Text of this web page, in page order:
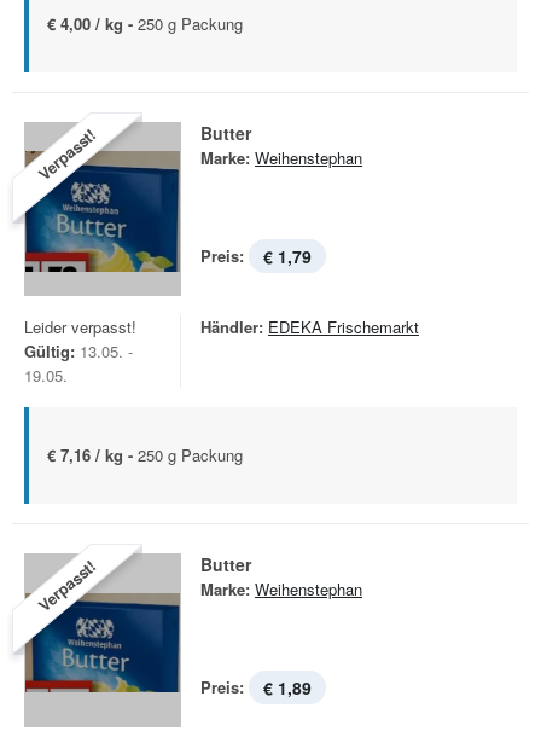
€ 4,00 / kg - 250 g Packung
Verpasst! Butter
Marke: Weihenstephan
Preis: € 1,79
Leider verpasst!
Gültig: 13.05. -
19.05.
Händler: EDEKA Frischemarkt
€ 7,16 / kg - 250 g Packung
Verpasst! Butter
Marke: Weihenstephan
Preis: € 1,89